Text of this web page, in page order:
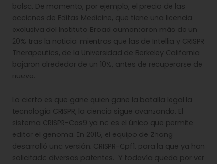
bolsa. De momento, por ejemplo, el precio de las
acciones de Editas Medicine, que tiene una licencia
exclusiva del Instituto Broad aumentaron más de un
20% tras la noticia, mientras que las de Intellia y CRISPR
Therapeutics, de la Universidad de Berkeley California
bajaron alrededor de un 10%, antes de recuperarse de
nuevo.
Lo cierto es que gane quien gane la batalla legal la
tecnología CRISPR, la ciencia sigue avanzando. El
sistema CRISPR-Cas9 ya no es el único que permite
editar el genoma. En 2015, el equipo de Zhang
desarrolló una versión, CRISPR-Cpf1, para la que ya han
solicitado diversas patentes. Y todavía queda por ver